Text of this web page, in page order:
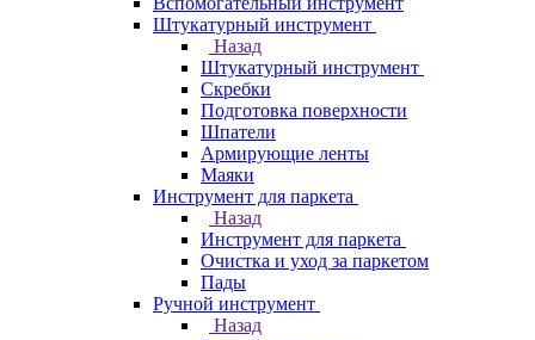
Штукатурный инструмент
Назад
Штукатурный инструмент
Скребки
Подготовка поверхности
Шпатели
Армирующие ленты
Маяки
Инструмент для паркета
Назад
Инструмент для паркета
Очистка и уход за паркетом
Пады
Ручной инструмент
Назад